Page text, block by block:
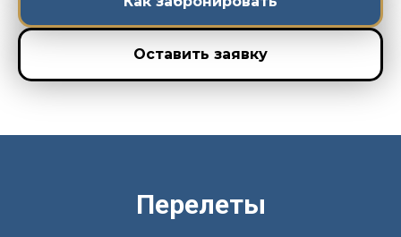
Оставить заявку
Перелеты